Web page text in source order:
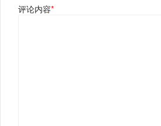
评论内容*